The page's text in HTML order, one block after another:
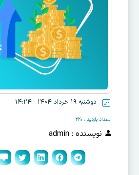
دوشنبه ۱۹ خرداد ۱۴۰۴ - ۱۴:۲۴
تعداد بازدید : ۲۲۰
نویسنده : admin